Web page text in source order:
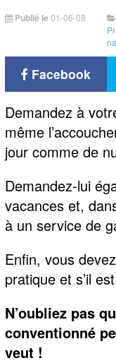
Publié le 01-06-08
Facebook
Demandez à
même
jour comme de
Demandez-lui
vacances et,
à un service de
Enfin, vous
pratique et s’il
N’oubliez pas
conventionné
veut !